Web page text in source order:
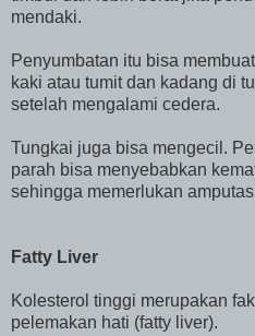
mendaki.
Penyumbatan itu bisa
kaki atau tumit dan kadang di
setelah mengalami cedera.
Tungkai juga bisa mengecil.
parah bisa menyebabkan
sehingga memerlukan
Fatty Liver
Kolesterol tinggi merupakan
pelemakan hati (fatty liver).